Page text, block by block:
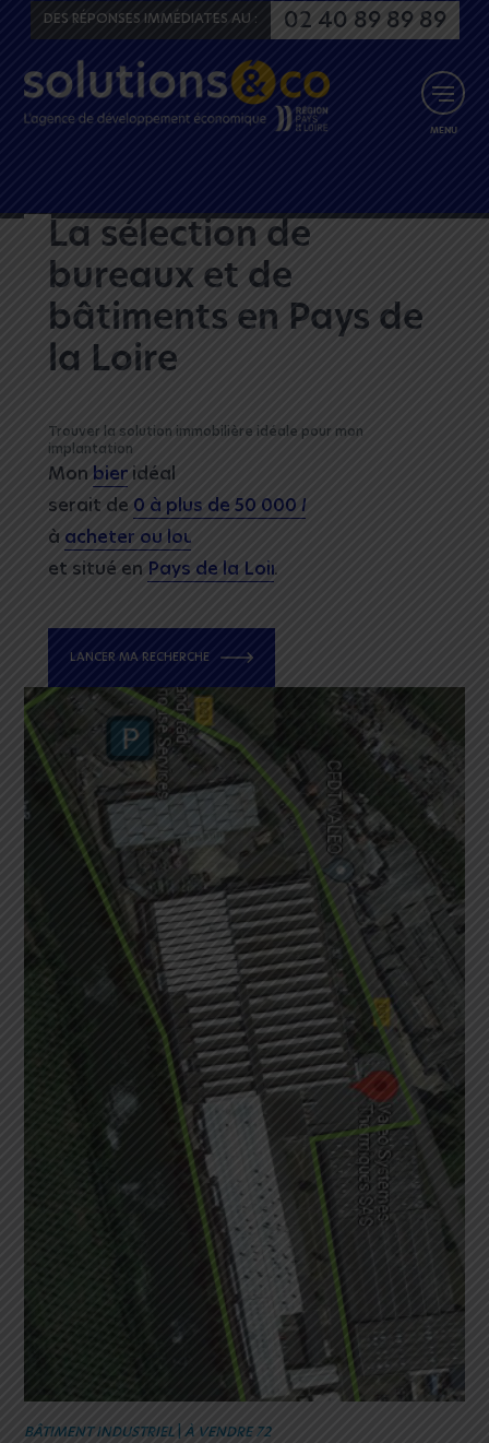
Aller au contenu
DES RÉPONSES IMMÉDIATES AU : 02 40 89 89 89
MENU
La sélection de
bureaux et de
bâtiments en Pays de
la Loire
Trouver la solution immobilière idéale pour mon
implantation
Mon
idéal
serait de
à
et situé en
.
LANCER MA RECHERCHE
BÂTIMENT INDUSTRIEL À VENDRE 72